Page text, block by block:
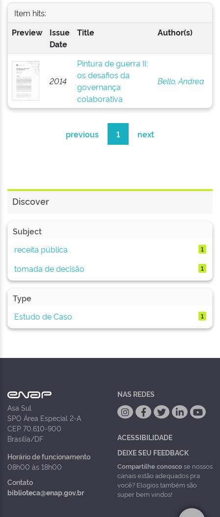
Item hits:
Preview
Issue
Date
Title Author(s)
2014
Pintura de guerra II:
os desafios da
governança
colaborativa
Bello, Andrea
previous 1 next
Discover
Subject
receita pública
1
tomada de decisão 1
Type
Estudo de Caso
1
Asa Sul
SPO Área Especial 2-A
CEP 70.610-900
Brasília/DF
Horário de funcionamento
08h00 às 18h00
Contato
biblioteca@enap.gov.br
NAS REDES
ACESSIBILIDADE
DEIXE SEU FEEDBACK
Compartilhe conoscose nossos
canais estão adequados pra
você? Elogios também são
super bem vindos!